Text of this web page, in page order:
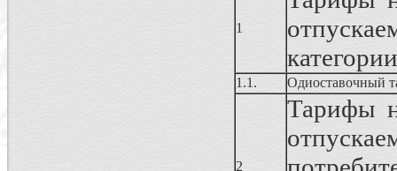
1
1.1. Одиоставочный
2
Тарифы